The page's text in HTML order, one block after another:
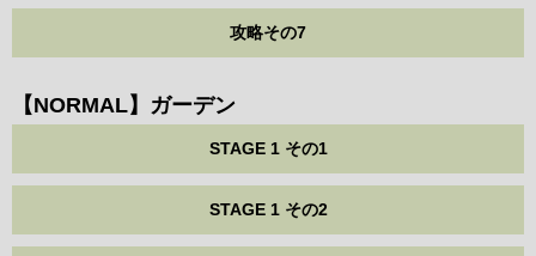
攻略その7
【NORMAL】ガーデン
STAGE 1 その1
STAGE 1 その2